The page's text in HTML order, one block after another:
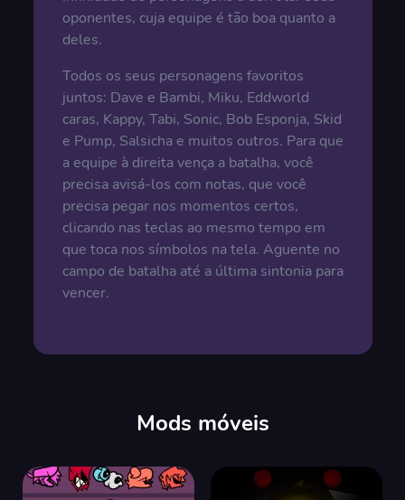
oponentes, cuja equipe é tão boa quanto a
deles.
Todos os seus personagens favoritos
juntos: Dave e Bambi, Miku, Eddworld
caras, Kappy, Tabi, Sonic, Bob Esponja, Skid
e Pump, Salsicha e muitos outros. Para que
a equipe à direita vença a batalha, você
precisa avisá-los com notas, que você
precisa pegar nos momentos certos,
clicando nas teclas ao mesmo tempo em
que toca nos símbolos na tela. Aguente no
campo de batalha até a última sintonia para
vencer.
Mods móveis